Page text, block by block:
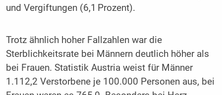
und Vergiftungen (6,1 Prozent).
Trotz ähnlich hoher Fallzahlen war die
Sterblichkeitsrate bei Männern deutlich höher als
bei Frauen. Statistik Austria weist für Männer
1.112,2 Verstorbene je 100.000 Personen aus, bei